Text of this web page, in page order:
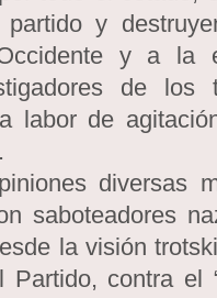
y
y a la
de
labor de
diversas
saboteadores
la visión
Partido, contra el